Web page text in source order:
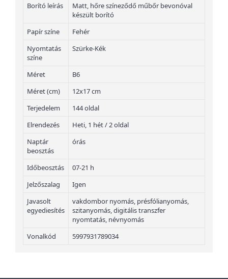
Borító leírás
Matt, hőre színeződő műbőr bevonóval
készült borító
Papír színe
Fehér
Nyomtatás
színe
Szürke-Kék
Méret
B6
Méret (cm)
12x17 cm
Terjedelem
144 oldal
Elrendezés
Heti, 1 hét / 2 oldal
Naptár
beosztás
órás
Időbeosztás
07-21 h
Jelzőszalag
Igen
Javasolt
egyediesítés
vakdombor nyomás, présfólianyomás,
szitanyomás, digitális transzfer
nyomtatás, névnyomás
Vonalkód
5997931789034